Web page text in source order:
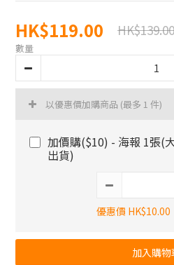
HK$119.00 HK$139.00
數量
以優惠價加購商品 (最多 1 件)
加價購($10) - 海報 1張(
出貨)
優惠價 HK$10.00
加入購物